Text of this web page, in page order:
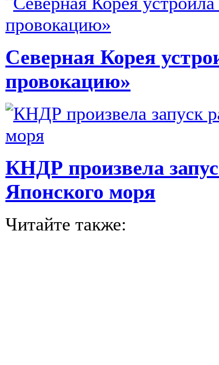
Северная Корея
провокацию»
КНДР произвела
Японского моря
Читайте также: